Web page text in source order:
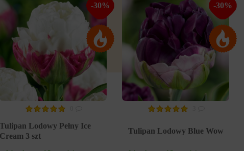
-30%
Tulipan Lodowy Pełny Ice
Cream 3 szt
-30%
Tulipan Lodowy Blue Wow